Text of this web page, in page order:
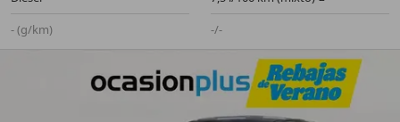
- (g/km)
-/-